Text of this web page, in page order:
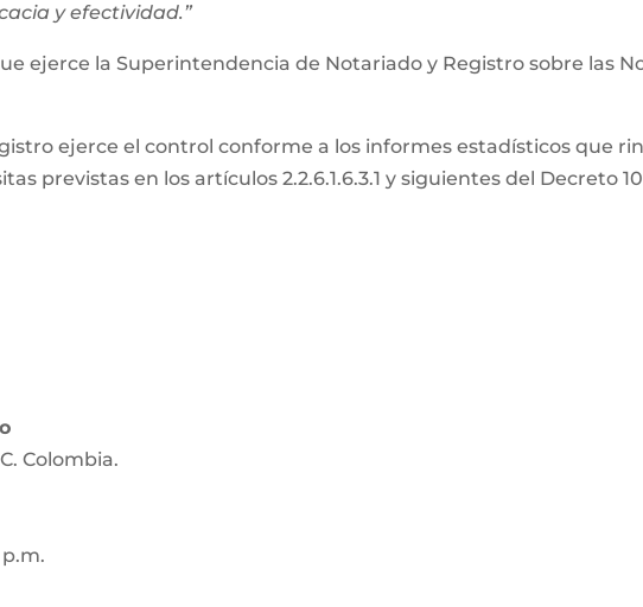
y efectividad.”
ejerce la Superintendencia de Notariado y Registro sobre las
ejerce el control conforme a los informes estadísticos que
previstas en los artículos 2.2.6.1.6.3.1 y siguientes del Decreto
Colombia.